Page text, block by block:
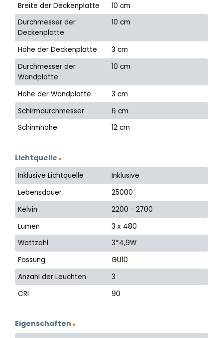
Breite der Deckenplatte
10 cm
Durchmesser der
Deckenplatte
10 cm
Höhe der Deckenplatte
3 cm
Durchmesser der
Wandplatte
10 cm
Höhe der Wandplatte
3 cm
Schirmdurchmesser
6 cm
Schirmhöhe
12 cm
Lichtquelle
Inklusive Lichtquelle
Inklusive
Lebensdauer
25000
Kelvin
2200 - 2700
Lumen
3 x 480
Wattzahl
3*4,9W
Fassung
GU10
Anzahl der Leuchten
3
CRI
90
Eigenschaften